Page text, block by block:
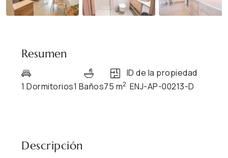
Resumen
1 Dormitorios1 Baños75 m2
ID de la propiedad
ENJ-AP-00213-D
Descripción